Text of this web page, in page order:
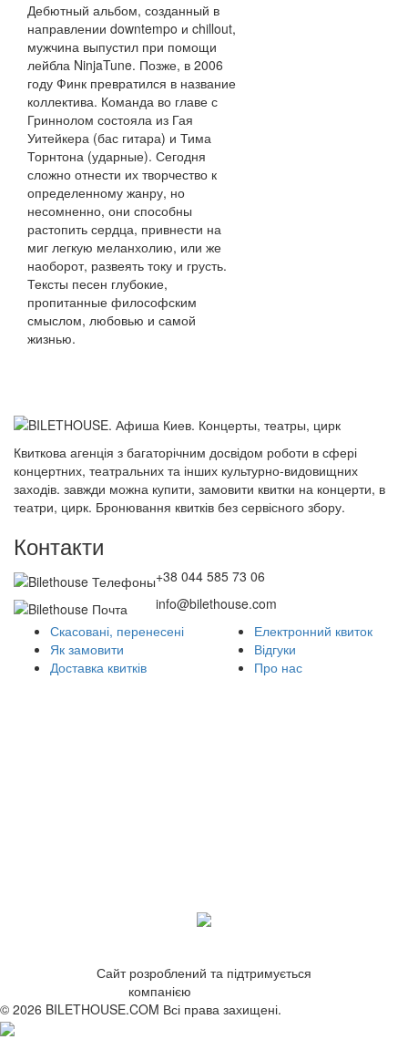
Дебютный альбом, созданный в
направлении downtempo и chillout,
мужчина выпустил при помощи
лейбла NinjaTune. Позже, в 2006
году Финк превратился в название
коллектива. Команда во главе с
Гриннолом состояла из Гая
Уитейкера (бас гитара) и Тима
Торнтона (ударные). Сегодня
сложно отнести их творчество к
определенному жанру, но
несомненно, они способны
растопить сердца, привнести на
миг легкую меланхолию, или же
наоборот, развеять току и грусть.
Тексты песен глубокие,
пропитанные философским
смыслом, любовью и самой
жизнью.
Квиткова агенція з багаторічним досвідом роботи в сфері
концертних, театральних та інших культурно-видовищних
заходів. завжди можна купити, замовити квитки на концерти, в
театри, цирк. Бронювання квитків без сервісного збору.
Контакти
+38 044 585 73 06
info@bilethouse.com
Скасовані, перенесені
Як замовити
Доставка квитків
Електронний квиток
Відгуки
Про нас
Сайт розроблений та підтримується
компанією
© 2026 BILETHOUSE.COM Всі права захищені.